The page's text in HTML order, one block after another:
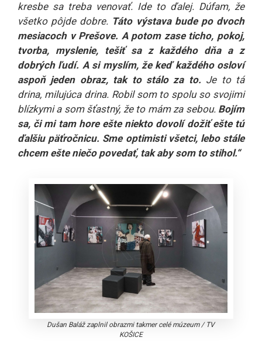
kresbe sa treba venovať. Ide to ďalej. Dúfam, že
všetko pôjde dobre. Táto výstava bude po dvoch
mesiacoch v Prešove. A potom zase ticho, pokoj,
tvorba, myslenie, tešiť sa z každého dňa a z
dobrých ľudí. A si myslím, že keď každého osloví
aspoň jeden obraz, tak to stálo za to. Je to tá
drina, milujúca drina. Robil som to spolu so svojimi
blízkymi a som šťastný, že to mám za sebou.Bojím
sa, či mi tam hore ešte niekto dovolí dožiť ešte tú
ďalšiu päťročnicu. Sme optimisti všetci, lebo stále
chcem ešte niečo povedať, tak aby som to stihol.“
Dušan Baláž zaplnil obrazmi takmer celé múzeum/ TV
KOŠICE